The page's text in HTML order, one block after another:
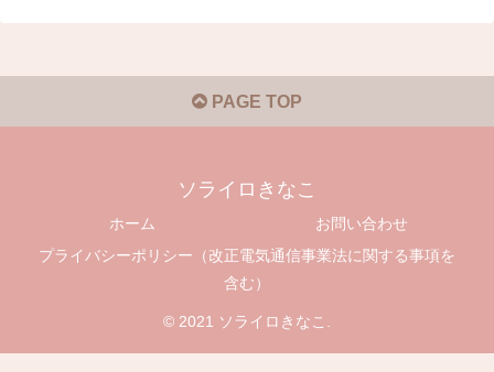
PAGE TOP
ソライロきなこ
ホーム
お問い合わせ
プライバシーポリシー（改正電気通信事業法に関する事項を
含む）
© 2021 ソライロきなこ.